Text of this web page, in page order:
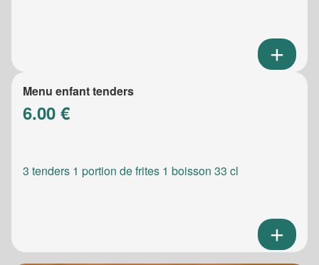
Menu enfant tenders
6.00 €
3 tenders 1 portion de frites 1 boisson 33 cl